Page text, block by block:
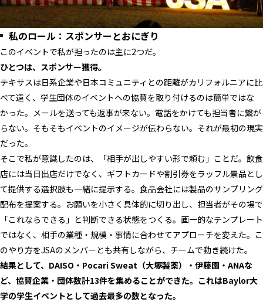
私のロール：スポンサーとおにぎり
このイベントで私が担ったのは主に2つだ。
ひとつは、スポンサー獲得。
テキサスは日系企業や日本コミュニティとの距離がカリフォルニアに比
べて遠く、学生団体のイベントへの協賛を取り付けるのは簡単ではな
かった。メールを送っても返事が来ない。電話をかけても担当者に繋が
らない。そもそもイベントのイメージが伝わらない。それが最初の現実
だった。
そこで私が意識したのは、「相手が出しやすい形で頼む」ことだ。飲食
店には当日出店だけでなく、ギフトカードや割引券をラッフル景品とし
て提供する選択肢も一緒に提示する。食品会社には製品のサンプリング
配布を提案する。お願いを小さく具体的に切り出し、担当者がその場で
「これならできる」と判断できる状態をつくる。画一的なテンプレート
ではなく、相手の業種・規模・事情に合わせてアプローチを変えた。こ
のやり方をJSAのメンバーとも共有しながら、チームで動き続けた。
結果として、DAISO・Pocari Sweat（大塚製薬）・伊藤園・ANAな
ど、協賛企業・団体数計13件を集めることができた。これはBaylor大
学の学生イベントとして過去最多の数となった。